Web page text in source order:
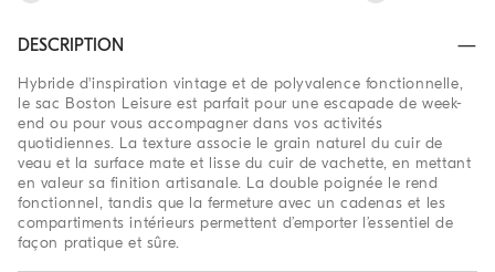
DESCRIPTION
Hybride d'inspiration vintage et de polyvalence fonctionnelle,
le sac Boston Leisure est parfait pour une escapade de week-
end ou pour vous accompagner dans vos activités
quotidiennes. La texture associe le grain naturel du cuir de
veau et la surface mate et lisse du cuir de vachette, en mettant
en valeur sa finition artisanale. La double poignée le rend
fonctionnel, tandis que la fermeture avec un cadenas et les
compartiments intérieurs permettent d’emporter l’essentiel de
façon pratique et sûre.